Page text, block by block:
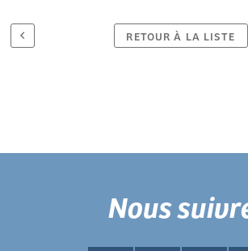
RETOUR À LA LISTE
Nous